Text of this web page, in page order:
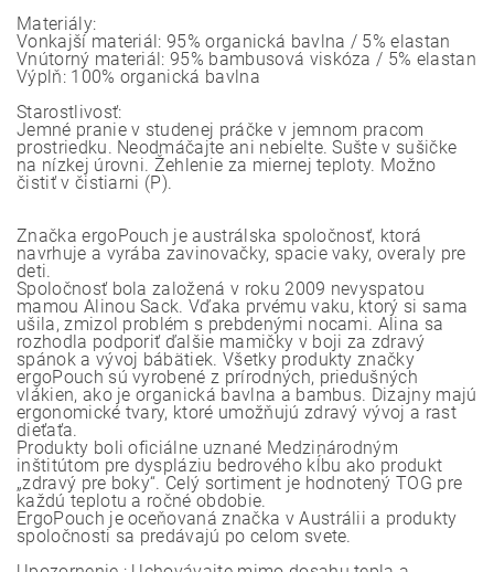
Materiály:
Vonkajší materiál: 95% organická bavlna / 5% elastan
Vnútorný materiál: 95% bambusová viskóza / 5% elastan
Výplň: 100% organická bavlna
Starostlivosť:
Jemné pranie v studenej práčke v jemnom pracom
prostriedku. Neodmáčajte ani nebielte. Sušte v sušičke
na nízkej úrovni. Žehlenie za miernej teploty. Možno
čistiť v čistiarni (P).
Značka ergoPouch je austrálska spoločnosť, ktorá
navrhuje a vyrába zavinovačky, spacie vaky, overaly pre
deti.
Spoločnosť bola založená v roku 2009 nevyspatou
mamou Alinou Sack. Vďaka prvému vaku, ktorý si sama
ušila, zmizol problém s prebdenými nocami. Alina sa
rozhodla podporiť ďalšie mamičky v boji za zdravý
spánok a vývoj bábätiek. Všetky produkty značky
ergoPouch sú vyrobené z prírodných, priedušných
vlákien, ako je organická bavlna a bambus. Dizajny majú
ergonomické tvary, ktoré umožňujú zdravý vývoj a rast
dieťaťa.
Produkty boli oficiálne uznané Medzinárodným
inštitútom pre dyspláziu bedrového kĺbu ako produkt
„zdravý pre boky“. Celý sortiment je hodnotený TOG pre
každú teplotu a ročné obdobie.
ErgoPouch je oceňovaná značka v Austrálii a produkty
spoločnosti sa predávajú po celom svete.